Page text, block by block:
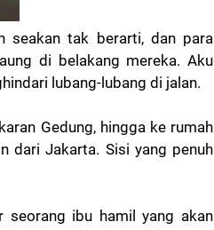
seakan tak berarti, dan para
di belakang mereka. Aku
lubang-lubang di jalan.
Gedung, hingga ke rumah
dari Jakarta. Sisi yang penuh
seorang ibu hamil yang akan